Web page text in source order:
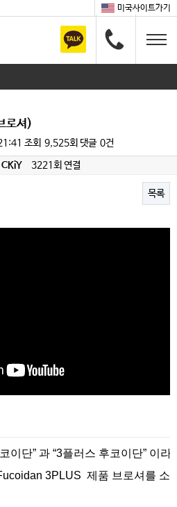
미국사이트가기
로셔)
조회 9,525회 댓글 0건
3221회 연결
목록
이단” 과 “3플러스 후코이단” 이
3PLUS 제품 브로셔를 소